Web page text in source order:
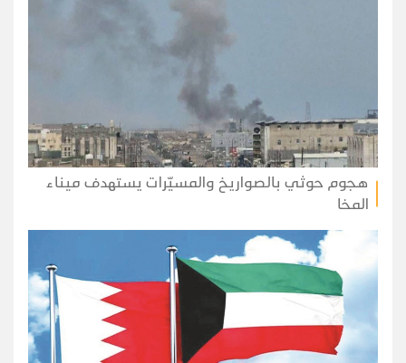
هجوم حوثي بالصواريخ والمسيّرات يستهدف ميناء
المخا